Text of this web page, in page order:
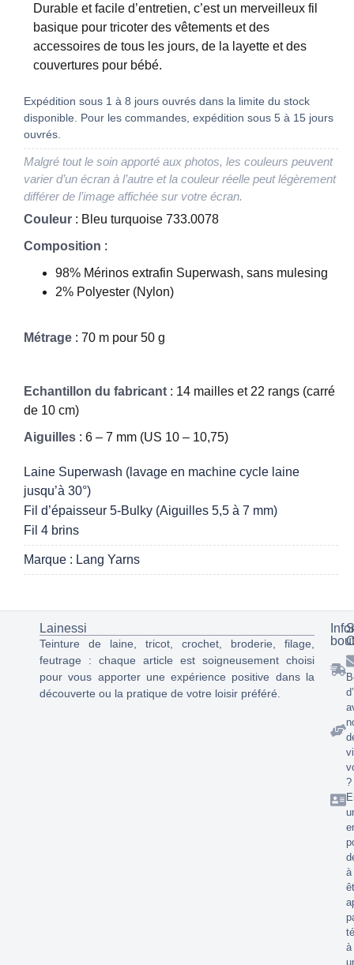
Durable et facile d’entretien, c’est un merveilleux fil
basique pour tricoter des vêtements et des
accessoires de tous les jours, de la layette et des
couvertures pour bébé.
Expédition sous 1 à 8 jours ouvrés dans la limite du stock
disponible. Pour les commandes, expédition sous 5 à 15 jours
ouvrés.
Malgré tout le soin apporté aux photos, les couleurs peuvent
varier d’un écran à l’autre et la couleur réelle peut légèrement
différer de l’image affichée sur votre écran.
Couleur : Bleu turquoise 733.0078
Composition :
98% Mérinos extrafin Superwash, sans mulesing
2% Polyester (Nylon)
Métrage : 70 m pour 50 g
Echantillon du fabricant : 14 mailles et 22 rangs (carré
de 10 cm)
Aiguilles : 6 – 7 mm (US 10 – 10,75)
Laine Superwash (lavage en machine cycle laine
jusqu’à 30°)
Fil d’épaisseur 5-Bulky (Aiguilles 5,5 à 7 mm)
Fil 4 brins
Marque : Lang Yarns
Lainessi
Teinture de laine, tricot, crochet, broderie, filage,
feutrage : chaque article est soigneusement choisi
pour vous apporter une expérience positive dans la
découverte ou la pratique de votre loisir préféré.
?
à
à